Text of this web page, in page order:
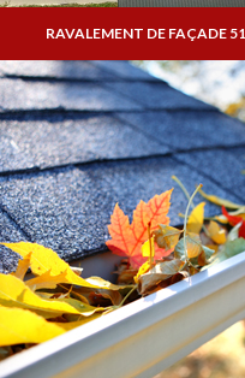
RAVALEMENT DE FAÇADE 51